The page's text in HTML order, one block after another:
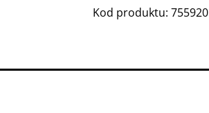
Kod produktu: 755920